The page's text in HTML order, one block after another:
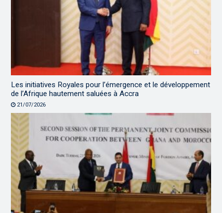
Les initiatives Royales pour l’émergence et le développement
de l’Afrique hautement saluées à Accra
21/07/2026